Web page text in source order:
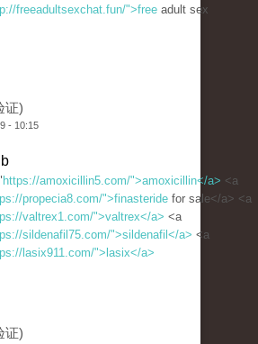
freeadultsexchat.fun/">free adult sex
证)
- 10:15
https://amoxicillin5.com/">amoxicillin</a> <a
propecia8.com/">finasteride for sale</a> <a
valtrex1.com/">valtrex</a> <a
sildenafil75.com/">sildenafil</a> <a
lasix911.com/">lasix</a>
证)